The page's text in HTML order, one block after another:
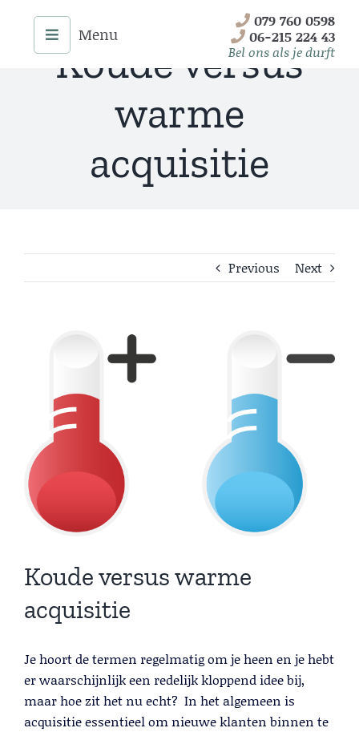
content
079 760 0598
06-215 224 43
Bel ons als je durft
Koude versus
warme
acquisitie
Previous Next
Koude versus warme
acquisitie
Je hoort de termen regelmatig om je heen en je hebt
er waarschijnlijk een redelijk kloppend idee bij,
maar hoe zit het nu echt? In het algemeen is
acquisitie essentieel om nieuwe klanten binnen te
Onze Diensten
Lead Generation B2B
Contact
Lead Generation B2B
Lees meer